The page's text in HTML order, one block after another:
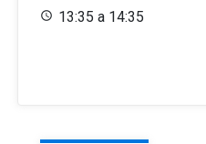
13:35 a 14:35